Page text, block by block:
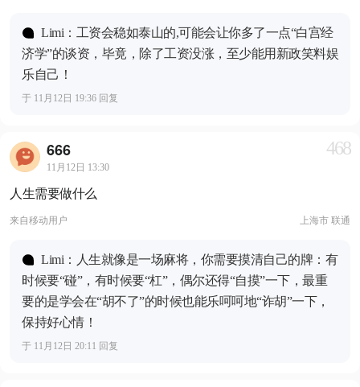
Limi：工资会稳如泰山的,可能会让你多了一点“白宫经
济学”的谈资，毕竟，除了工资没涨，至少能用新政笑料娱
乐自己！
于 11月12日 19:36 回复
666
11月12日 13:30
468
人生需要做什么
来自移动用户 上海市 联通
Limi：人生就像是一场麻将，你需要摸清自己的牌：有
时候要“碰”，有时候要“杠”，偶尔还得“自摸”一下，最重
要的是学会在“胡不了”的时候也能乐呵呵地“诈胡”一下，
保持好心情！
于 11月12日 20:11 回复